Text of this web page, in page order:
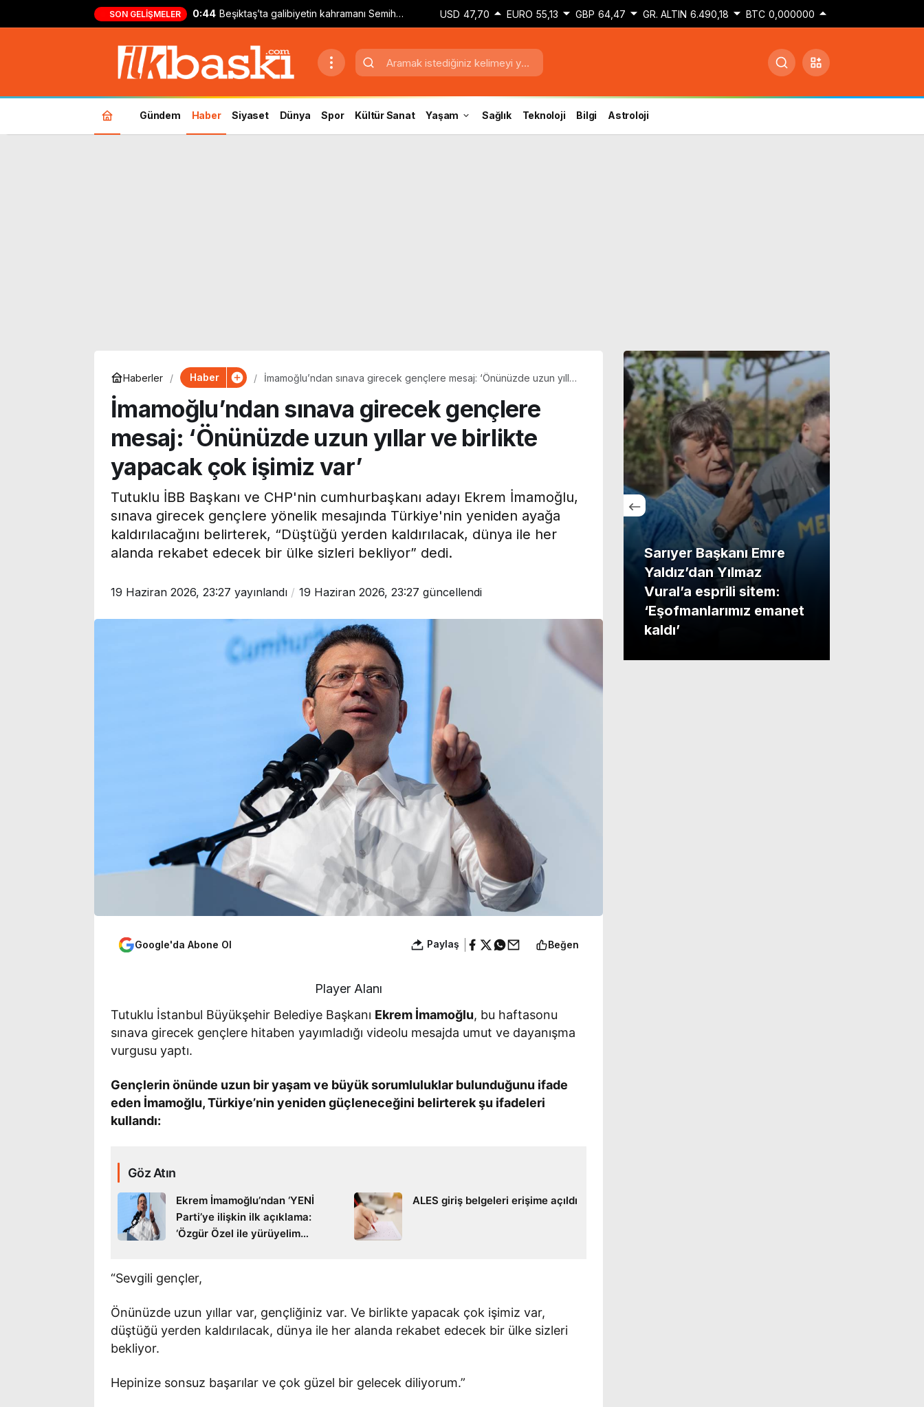
SON GELIŞMELER 0:44 Beşiktaş’ta galibiyetin kahramanı Semih USD 47,70 EURO 55,13 GBP 64,47 GR. ALTIN 6.490,18 BTC 0,000000
Gündem Haber Siyaset Dünya Spor Kültür Sanat Yaşam Sağlık Teknoloji Bilgi Astroloji
Haberler Haber
İmamoğlu’ndan sınava girecek gençlere mesaj: ‘Önünüzde uzun yıllar
İmamoğlu’ndan sınava girecek gençlere
mesaj: ‘Önünüzde uzun yıllar ve birlikte
yapacak çok işimiz var’
Tutuklu İBB Başkanı ve CHP'nin cumhurbaşkanı adayı Ekrem İmamoğlu,
sınava girecek gençlere yönelik mesajında Türkiye'nin yeniden ayağa
kaldırılacağını belirterek, “Düştüğü yerden kaldırılacak, dünya ile her
alanda rekabet edecek bir ülke sizleri bekliyor” dedi.
19 Haziran 2026, 23:27 yayınlandı 19 Haziran 2026, 23:27 güncellendi
Google'da Abone Ol Paylaş Beğen
Player Alanı
Tutuklu İstanbul Büyükşehir Belediye Başkanı Ekrem İmamoğlu, bu haftasonu
sınava girecek gençlere hitaben yayımladığı videolu mesajda umut ve dayanışma
vurgusu yaptı.
Gençlerin önünde uzun bir yaşam ve büyük sorumluluklar bulunduğunu ifade
eden İmamoğlu, Türkiye’nin yeniden güçleneceğini belirterek şu ifadeleri
kullandı:
Göz Atın
Ekrem İmamoğlu’ndan ‘YENİ
Parti’ye ilişkin ilk açıklama:
‘Özgür Özel ile yürüyelim
ALES giriş belgeleri erişime açıldı
“Sevgili gençler,
Önünüzde uzun yıllar var, gençliğiniz var. Ve birlikte yapacak çok işimiz var,
düştüğü yerden kaldırılacak, dünya ile her alanda rekabet edecek bir ülke sizleri
bekliyor.
Hepinize sonsuz başarılar ve çok güzel bir gelecek diliyorum.”
komedi, dram ve
Uzmanı uyardı:
yoğunluğu artıyor
Cihan Ünal’a kayıtsız
Sarıyer Başkanı Emre
Yaldız’dan Yılmaz
Vural’a esprili sitem:
‘Eşofmanlarımız emanet
kaldı’